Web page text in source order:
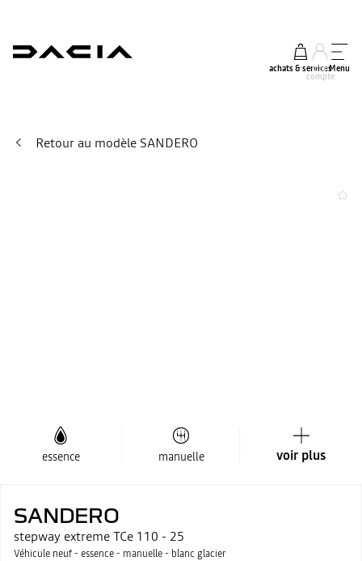
achats & services
mon
compte
Menu
Retour au modèle SANDERO
essence manuelle voir plus
SANDERO
stepway extreme TCe 110 - 25
Véhicule neuf - essence - manuelle - blanc glacier